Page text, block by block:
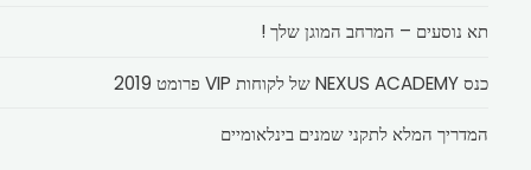
תא נוסעים – המרחב המוגן שלך !
כנס NEXUS ACADEMY של לקוחות VIP פרומט 2019
המדריך המלא לתקני שמנים בינלאומיים